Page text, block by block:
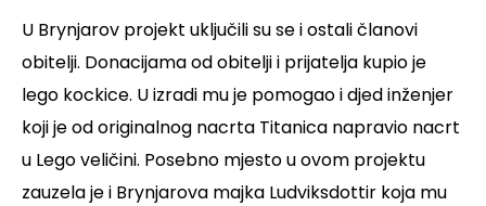
U Brynjarov projekt uključili su se i ostali članovi
obitelji. Donacijama od obitelji i prijatelja kupio je
lego kockice. U izradi mu je pomogao i djed inženjer
koji je od originalnog nacrta Titanica napravio nacrt
u Lego veličini. Posebno mjesto u ovom projektu
zauzela je i Brynjarova majka Ludviksdottir koja mu